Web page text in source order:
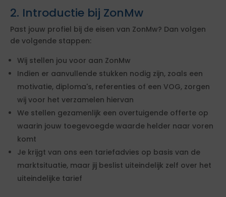
2. Introductie bij ZonMw
Past jouw profiel bij de eisen van ZonMw? Dan volgen
de volgende stappen:
Wij stellen jou voor aan ZonMw
Indien er aanvullende stukken nodig zijn, zoals een
motivatie, diploma's, referenties of een VOG, zorgen
wij voor het verzamelen hiervan
We stellen gezamenlijk een overtuigende offerte op
waarin jouw toegevoegde waarde helder naar voren
komt
Je krijgt van ons een tariefadvies op basis van de
marktsituatie, maar jij beslist uiteindelijk zelf over het
uiteindelijke tarief